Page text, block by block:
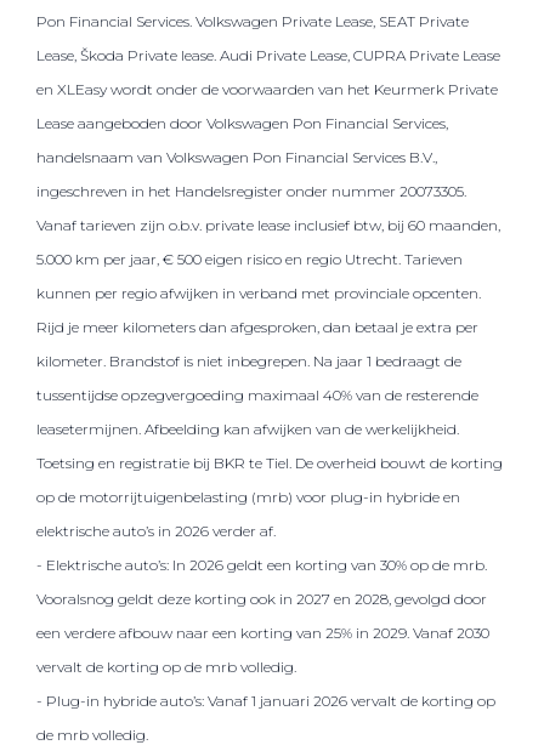
Pon Financial Services. Volkswagen Private Lease, SEAT Private
Lease, Škoda Private lease. Audi Private Lease, CUPRA Private Lease
en XLEasy wordt onder de voorwaarden van het Keurmerk Private
Lease aangeboden door Volkswagen Pon Financial Services,
handelsnaam van Volkswagen Pon Financial Services B.V.,
ingeschreven in het Handelsregister onder nummer 20073305.
Vanaf tarieven zijn o.b.v. private lease inclusief btw, bij 60 maanden,
5.000 km per jaar, € 500 eigen risico en regio Utrecht. Tarieven
kunnen per regio afwijken in verband met provinciale opcenten.
Rijd je meer kilometers dan afgesproken, dan betaal je extra per
kilometer. Brandstof is niet inbegrepen. Na jaar 1 bedraagt de
tussentijdse opzegvergoeding maximaal 40% van de resterende
leasetermijnen. Afbeelding kan afwijken van de werkelijkheid.
Toetsing en registratie bij BKR te Tiel. De overheid bouwt de korting
op de motorrijtuigenbelasting (mrb) voor plug-in hybride en
elektrische auto’s in 2026 verder af.
- Elektrische auto’s: In 2026 geldt een korting van 30% op de mrb.
Vooralsnog geldt deze korting ook in 2027 en 2028, gevolgd door
een verdere afbouw naar een korting van 25% in 2029. Vanaf 2030
vervalt de korting op de mrb volledig.
- Plug-in hybride auto’s: Vanaf 1 januari 2026 vervalt de korting op
de mrb volledig.